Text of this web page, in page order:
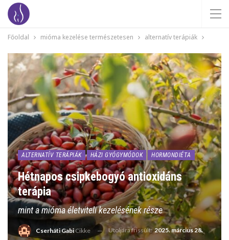
Főoldal mióma kezelése természetesen alternatív terápiák
ALTERNATÍV TERÁPIÁK HÁZI GYÓGYMÓDOK HORMONDIÉTA
Hétnapos csipkebogyó antioxidáns
terápia
mint a mióma életviteli kezelésének része
Cserháti Gabi Cikke Utoljára frissült:2025. március 28.